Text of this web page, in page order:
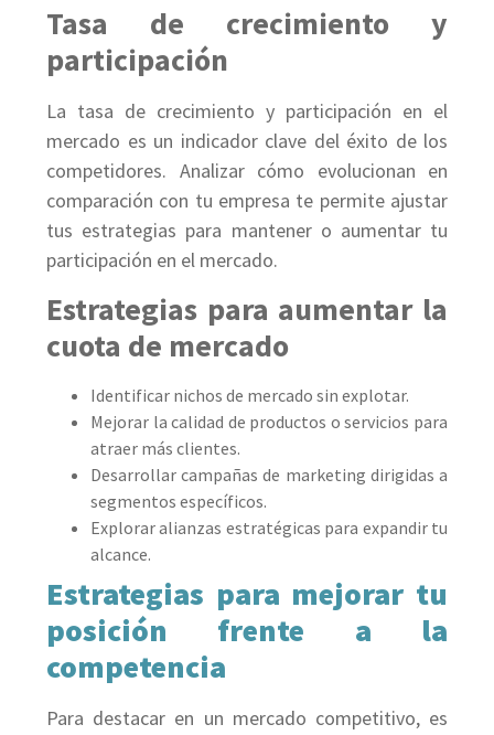
Tasa de crecimiento y
participación
La tasa de crecimiento y participación en el
mercado es un indicador clave del éxito de los
competidores. Analizar cómo evolucionan en
comparación con tu empresa te permite ajustar
tus estrategias para mantener o aumentar tu
participación en el mercado.
Estrategias para aumentar la
cuota de mercado
Identificar nichos de mercado sin explotar.
Mejorar la calidad de productos o servicios para
atraer más clientes.
Desarrollar campañas de marketing dirigidas a
segmentos específicos.
Explorar alianzas estratégicas para expandir tu
alcance.
Estrategias para mejorar tu
posición frente a la
competencia
Para destacar en un mercado competitivo, es